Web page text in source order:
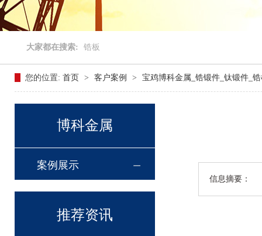
大家都在搜索: 锆板
您的位置: 首页 > 客户案例 > 宝鸡博科金属_锆锻件_钛锻件_
信息摘要：
博科金属
案例展示
推荐资讯